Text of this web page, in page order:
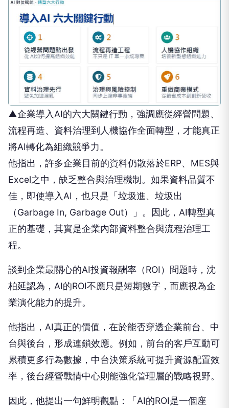
▲企業導入AI的六大關鍵行動，強調應從經營問題、
流程再造、資料治理到人機協作全面轉型，才能真正
將AI轉化為組織競爭力。
他指出，許多企業目前的資料仍散落於ERP、MES與
Excel之中，缺乏整合與治理機制。如果資料品質不
佳，即使導入AI，也只是「垃圾進、垃圾出
（Garbage In, Garbage Out）」。因此，AI轉型真
正的基礎，其實是企業內部資料整合與流程治理工
程。
談到企業最關心的AI投資報酬率（ROI）問題時，沈
柏延認為，AI的ROI不應只是短期數字，而應視為企
業演化能力的提升。
他指出，AI真正的價值，在於能否穿透企業前台、中
台與後台，形成連鎖效應。例如，前台的客戶互動可
累積更多行為數據，中台決策系統可提升資源配置效
率，後台經營戰情中心則能強化管理層的戰略視野。
因此，他提出一句鮮明觀點：「AI的ROI是一個座